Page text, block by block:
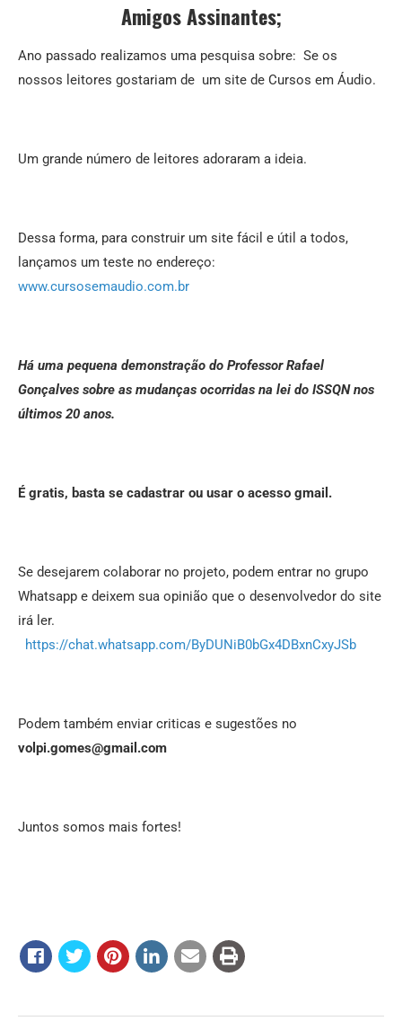
Amigos Assinantes;
Ano passado realizamos uma pesquisa sobre: Se os
nossos leitores gostariam de um site de Cursos em Áudio.
Um grande número de leitores adoraram a ideia.
Dessa forma, para construir um site fácil e útil a todos,
lançamos um teste no endereço:
www.cursosemaudio.com.br
Há uma pequena demonstração do Professor Rafael
Gonçalves sobre as mudanças ocorridas na lei do ISSQN nos
últimos 20 anos.
É gratis, basta se cadastrar ou usar o acesso gmail.
Se desejarem colaborar no projeto, podem entrar no grupo
Whatsapp e deixem sua opinião que o desenvolvedor do site
irá ler.
https://chat.whatsapp.com/ByDUNiB0bGx4DBxnCxyJSb
Podem também enviar criticas e sugestões no
volpi.gomes@gmail.com
Juntos somos mais fortes!